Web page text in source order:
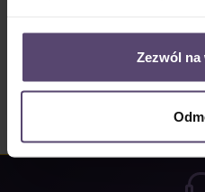
Zezwól